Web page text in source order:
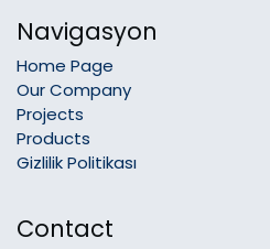
Navigasyon
Home Page
Our Company
Projects
Products
Gizlilik Politikası
Contact